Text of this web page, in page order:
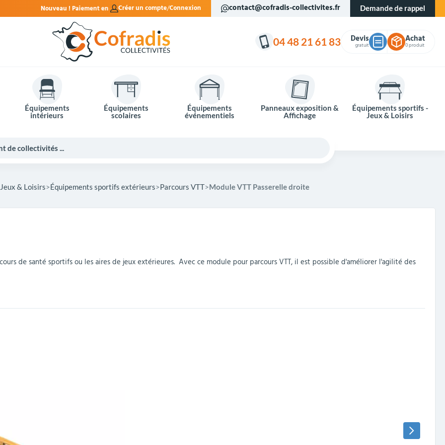
en 4x sans frais. Créer un compte Connexion contact@cofradis-collectivites.fr Demande de rappel
04 48 21 61 83 Devis
gratuit
Achat
0 produit
Équipements
intérieurs
Équipements
scolaires
Équipements
événementiels
Panneaux exposition &
Affichage
Équipements sportifs -
Jeux & Loisirs
parking
maternelle
& Loisirs Équipements sportifs extérieurs Parcours VTT Module VTT Passerelle droite
de santé sportifs ou les aires de jeux extérieures. Avec ce module pour parcours VTT, il est possible d'améliorer l'agilité des